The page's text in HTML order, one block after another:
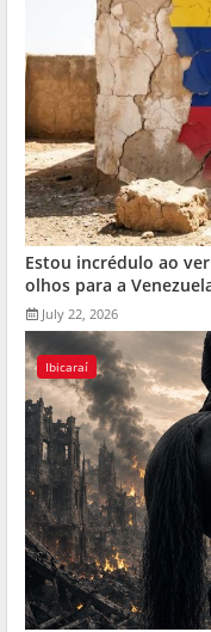
Estou incrédulo ao
olhos para a
July 22, 2026
Ibicaraí